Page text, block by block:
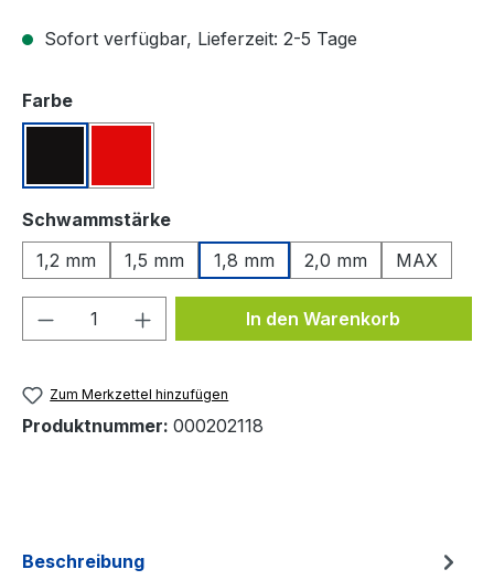
Sofort verfügbar, Lieferzeit: 2-5 Tage
Farbeauswählen
Schwammstärkeauswählen
1,2 mm
1,5 mm 1,8 mm 2,0 mm MAX
Produkt Anzahl: Gib denIn den Warenkorb
Zum Merkzettel hinzufügen
Produktnummer: 000202118
Beschreibung